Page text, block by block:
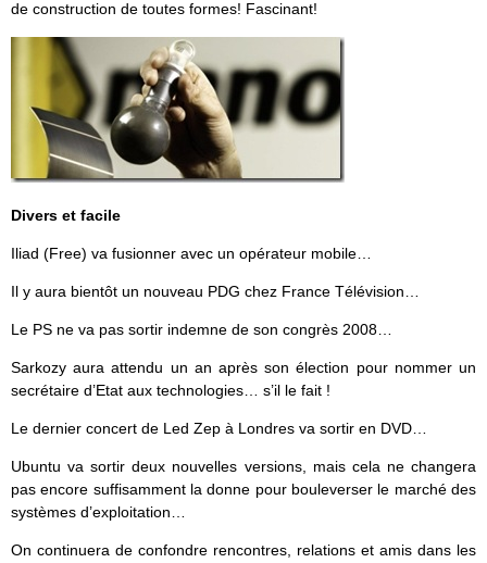
de construction de toutes formes! Fascinant!
Divers et facile
Iliad (Free) va fusionner avec un opérateur mobile…
Il y aura bientôt un nouveau PDG chez France Télévision…
Le PS ne va pas sortir indemne de son congrès 2008…
Sarkozy aura attendu un an après son élection pour nommer un
secrétaire d’Etat aux technologies… s’il le fait !
Le dernier concert de Led Zep à Londres va sortir en DVD…
Ubuntu va sortir deux nouvelles versions, mais cela ne changera
pas encore suffisamment la donne pour bouleverser le marché des
systèmes d’exploitation…
On continuera de confondre rencontres, relations et amis dans les